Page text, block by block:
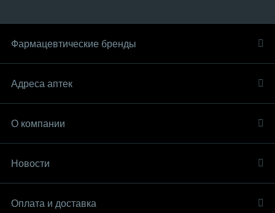
Фармацевтические бренды
Адреса аптек
О компании
Новости
Оплата и доставка